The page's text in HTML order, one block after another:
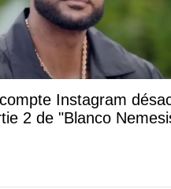
Instagram
2 de "Blanco